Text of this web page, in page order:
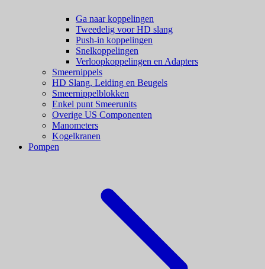
Ga naar koppelingen
Tweedelig voor HD slang
Push-in koppelingen
Snelkoppelingen
Verloopkoppelingen en Adapters
Smeernippels
HD Slang, Leiding en Beugels
Smeernippelblokken
Enkel punt Smeerunits
Overige US Componenten
Manometers
Kogelkranen
Pompen